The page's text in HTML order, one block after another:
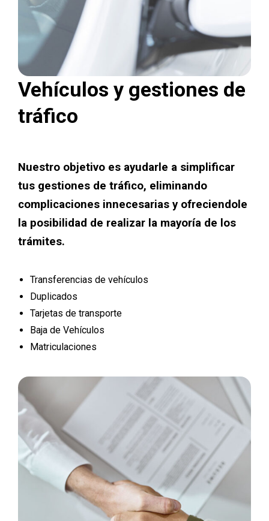
Vehículos y gestiones de
tráfico
Nuestro objetivo es ayudarle a simplificar
tus gestiones de tráfico, eliminando
complicaciones innecesarias y ofreciendole
la posibilidad de realizar la mayoría de los
trámites.
Transferencias de vehículos
Duplicados
Tarjetas de transporte
Baja de Vehículos
Matriculaciones